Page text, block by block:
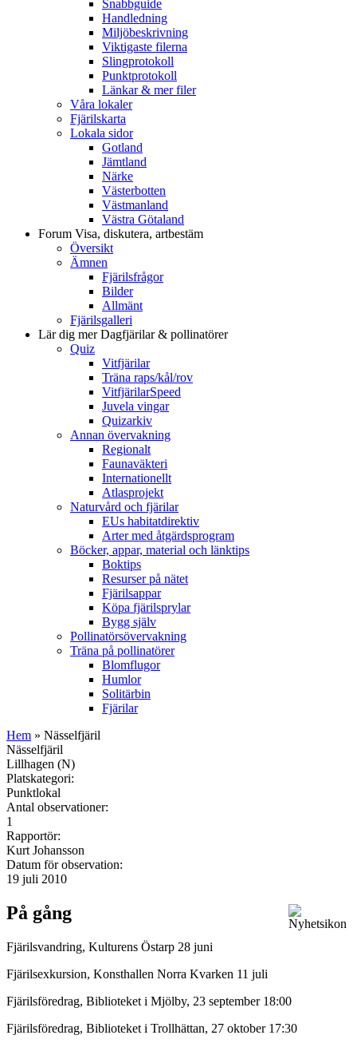
Snabbguide
Handledning
Miljöbeskrivning
Viktigaste filerna
Slingprotokoll
Punktprotokoll
Länkar & mer filer
Våra lokaler
Fjärilskarta
Lokala sidor
Gotland
Jämtland
Närke
Västerbotten
Västmanland
Västra Götaland
Forum Visa, diskutera, artbestäm
Översikt
Ämnen
Fjärilsfrågor
Bilder
Allmänt
Fjärilsgalleri
Lär dig merDagfjärilar & pollinatörer
Quiz
Vitfjärilar
Träna raps/kål/rov
VitfjärilarSpeed
Juvela vingar
Quizarkiv
Annan övervakning
Regionalt
Faunaväkteri
Internationellt
Atlasprojekt
Naturvård och fjärilar
EUs habitatdirektiv
Arter med åtgärdsprogram
Böcker, appar, material och länktips
Boktips
Resurser på nätet
Fjärilsappar
Köpa fjärilsprylar
Bygg själv
Pollinatörsövervakning
Träna på pollinatörer
Blomflugor
Humlor
Solitärbin
Fjärilar
Hem » Nässelfjäril
Nässelfjäril
Lillhagen (N)
Platskategori:
Punktlokal
Antal observationer:
1
Rapportör:
Kurt Johansson
Datum för observation:
19 juli 2010
På gång
Fjärilsvandring, Kulturens Östarp 28 juni
Fjärilsexkursion, Konsthallen Norra Kvarken 11 juli
Fjärilsföredrag, Biblioteket i Mjölby, 23 september 18:00
Fjärilsföredrag, Biblioteket i Trollhättan, 27 oktober 17:30